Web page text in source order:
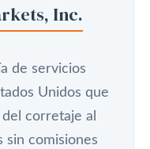
Inc.
de servicios
Unidos que
corretaje al
sin comisiones